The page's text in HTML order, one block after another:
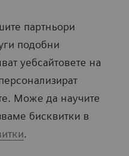
партньори
подобни
уебсайтовете на
Може да научите
бисквитки в
.